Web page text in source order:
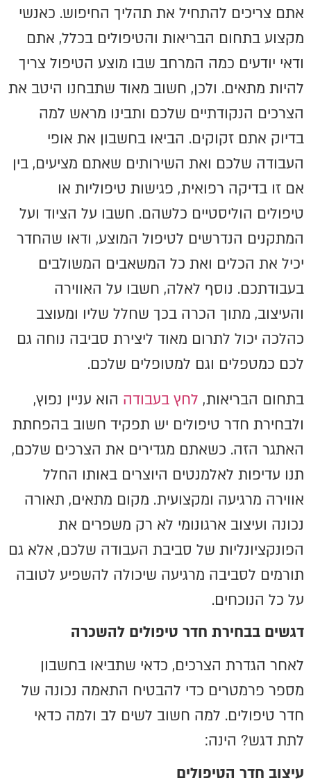
אתם צריכים להתחיל את תהליך החיפוש. כאנשי
מקצוע בתחום הבריאות והטיפולים בכלל, אתם
ודאי יודעים כמה המרחב שבו מוצע הטיפול צריך
להיות מתאים. ולכן, חשוב מאוד שתבחנו היטב את
הצרכים הנקודתיים שלכם ותבינו מראש למה
בדיוק אתם זקוקים. הביאו בחשבון את אופי
העבודה שלכם ואת השירותים שאתם מציעים, בין
אם זו בדיקה רפואית, פגישות טיפוליות או
טיפולים הוליסטיים כלשהם. חשבו על הציוד ועל
המתקנים הנדרשים לטיפול המוצע, ודאו שהחדר
יכיל את הכלים ואת כל המשאבים המשולבים
בעבודתכם. נוסף לאלה, חשבו על האווירה
והעיצוב, מתוך הכרה בכך שחלל שליו ומעוצב
כהלכה יכול לתרום מאוד ליצירת סביבה נוחה גם
לכם כמטפלים וגם למטופלים שלכם.
בתחום הבריאות, לחץ בעבודה הוא עניין נפוץ,
ולבחירת חדר טיפולים יש תפקיד חשוב בהפחתת
האתגר הזה. כשאתם מגדירים את הצרכים שלכם,
תנו עדיפות לאלמנטים היוצרים באותו החלל
אווירה מרגיעה ומקצועית. מקום מתאים, תאורה
נכונה ועיצוב ארגונומי לא רק משפרים את
הפונקציונליות של סביבת העבודה שלכם, אלא גם
תורמים לסביבה מרגיעה שיכולה להשפיע לטובה
על כל הנוכחים.
דגשים בבחירת חדר טיפולים להשכרה
לאחר הגדרת הצרכים, כדאי שתביאו בחשבון
מספר פרמטרים כדי להבטיח התאמה נכונה של
חדר טיפולים. למה חשוב לשים לב ולמה כדאי
לתת דגש? הינה:
עיצוב חדר הטיפולים